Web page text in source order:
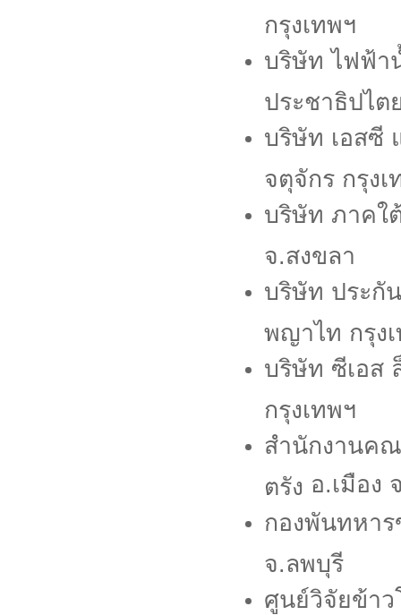
กรุงเทพฯ
บริษัท ไฟฟ้า
ประชาธิปไต
บริษัท เอสซี
จตุจักร กรุงเ
บริษัท ภาคใ
จ.สงขลา
บริษัท ประกั
พญาไท กรุง
บริษัท ซีเอส
กรุงเทพฯ
สำนักงานคณ
ตรัง อ.เมือง
กองพันทหาร
จ.ลพบุรี
ศูนย์วิจัยข้า